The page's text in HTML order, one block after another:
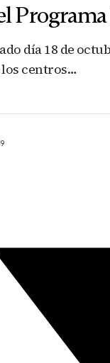
Programa
día 18 de
los centros…